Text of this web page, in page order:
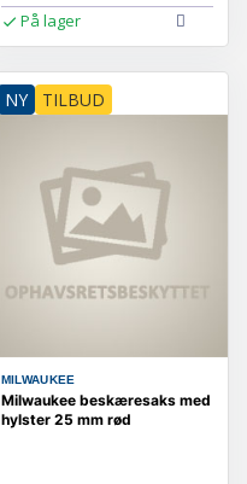
På lager
NY TILBUD
MILWAUKEE
Milwaukee beskæresaks med
hylster 25 mm rød